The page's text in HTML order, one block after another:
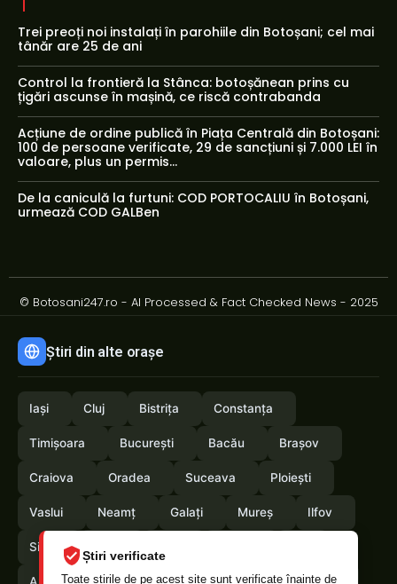
Știri verificate
Toate știrile de pe acest site sunt verificate înainte de
Trei preoți noi instalați în parohiile din Botoșani; cel mai
tânăr are 25 de ani
Control la frontieră la Stânca: botoșănean prins cu
țigări ascunse în mașină, ce riscă contrabanda
Acțiune de ordine publică în Piața Centrală din Botoșani:
100 de persoane verificate, 29 de sancțiuni și 7.000 LEI în
valoare, plus un permis...
De la caniculă la furtuni: COD PORTOCALIU în Botoșani,
urmează COD GALBen
© Botosani247.ro - AI Processed & Fact Checked News - 2025
Știri din alte orașe
Iași Cluj Bistrița Constanța
Timișoara București Bacău Brașov
Craiova Oradea Suceava Ploiești
Vaslui Neamț Galați Mureș Ilfov
Sibiu